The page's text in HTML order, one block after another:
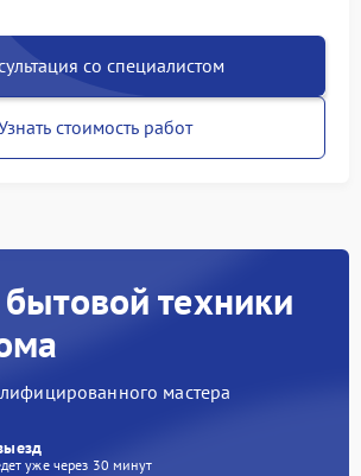
со специалистом
стоимость работ
техники
мастера
уже через 30 минут